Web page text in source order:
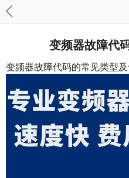
变频器故障代
变频器故障代码的常见类型及